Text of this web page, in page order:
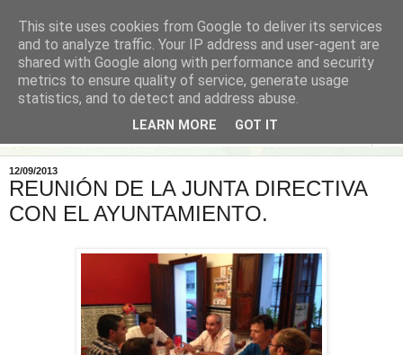
12/09/2013
REUNIÓN DE LA JUNTA DIRECTIVA
CON EL AYUNTAMIENTO.
This site uses cookies from Google to deliver its services
and to analyze traffic. Your IP address and user-agent are
shared with Google along with performance and security
metrics to ensure quality of service, generate usage
statistics, and to detect and address abuse.
LEARN MORE GOT IT